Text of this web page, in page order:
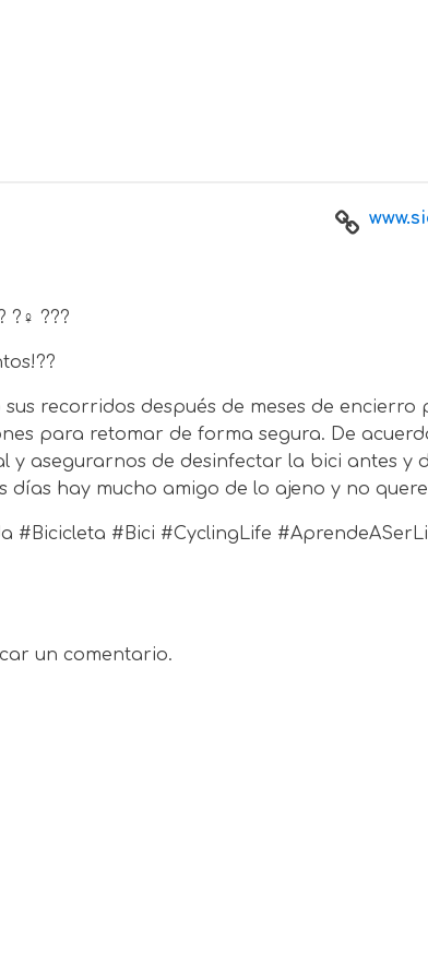
?‍♀️ ???
sus recorridos después de meses de
para retomar de forma segura. De
asegurarnos de desinfectar la bici antes y
días hay mucho amigo de lo ajeno y no
#Bicicleta #Bici #CyclingLife
un comentario.